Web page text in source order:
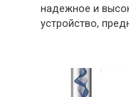
надежное и
устройство,